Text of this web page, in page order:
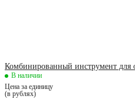
Комбинированный инструмент
В наличии
Цена за единицу
(в рублях)